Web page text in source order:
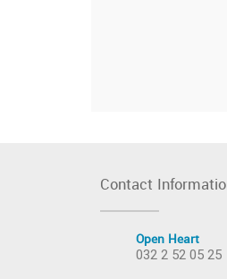
Contact
Open Heart
032 2 52 05 25